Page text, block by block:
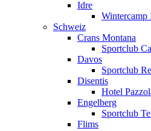
Idre
Wintercamp
Schweiz
Crans Montana
Sportclub
Davos
Sportclub
Disentis
Hotel
Engelberg
Sportclub
Flims